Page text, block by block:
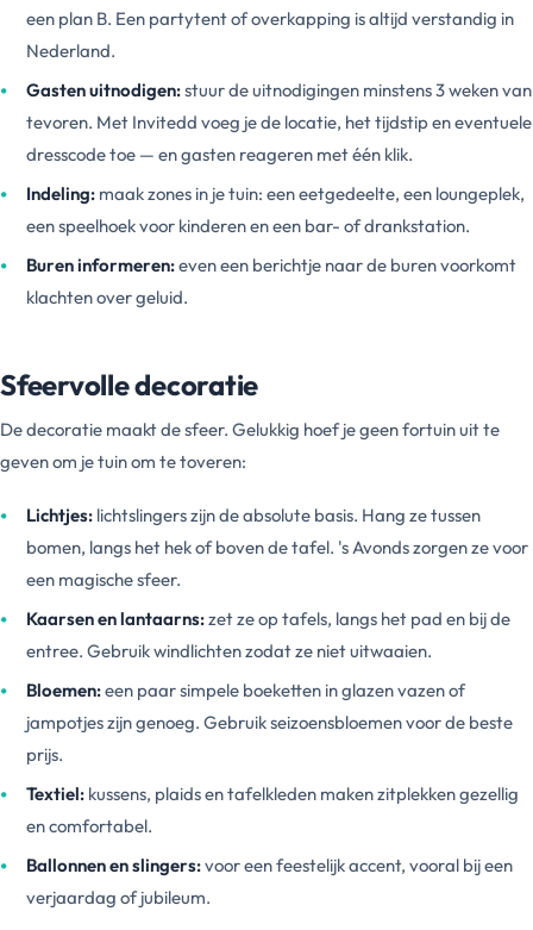
een plan B. Een partytent of overkapping is altijd verstandig in
Nederland.
Gasten uitnodigen:stuur de uitnodigingen minstens 3 weken van
tevoren. Met Invitedd voeg je de locatie, het tijdstip en eventuele
dresscode toe — en gasten reageren met één klik.
Indeling: maak zones in je tuin: een eetgedeelte, een loungeplek,
een speelhoek voor kinderen en een bar- of drankstation.
Buren informeren:even een berichtje naar de buren voorkomt
klachten over geluid.
Sfeervolle decoratie
De decoratie maakt de sfeer. Gelukkig hoef je geen fortuin uit te
geven om je tuin om te toveren:
Lichtjes: lichtslingers zijn de absolute basis. Hang ze tussen
bomen, langs het hek of boven de tafel. 's Avonds zorgen ze voor
een magische sfeer.
Kaarsen en lantaarns:zet ze op tafels, langs het pad en bij de
entree. Gebruik windlichten zodat ze niet uitwaaien.
Bloemen:een paar simpele boeketten in glazen vazen of
jampotjes zijn genoeg. Gebruik seizoensbloemen voor de beste
prijs.
Textiel: kussens, plaids en tafelkleden maken zitplekken gezellig
en comfortabel.
Ballonnen en slingers:voor een feestelijk accent, vooral bij een
verjaardag of jubileum.